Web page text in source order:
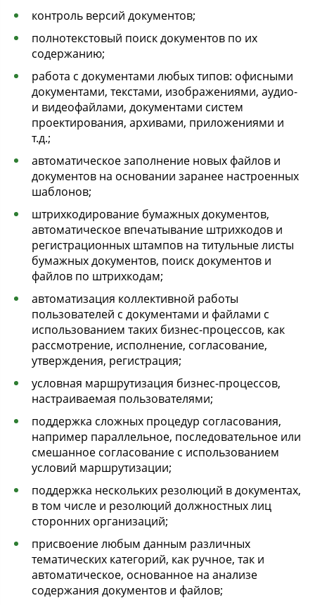
контроль версий документов;
полнотекстовый поиск документов по их
содержанию;
работа с документами любых типов: офисными
документами, текстами, изображениями, аудио-
и видеофайлами, документами систем
проектирования, архивами, приложениями и
т.д.;
автоматическое заполнение новых файлов и
документов на основании заранее настроенных
шаблонов;
штрихкодирование бумажных документов,
автоматическое впечатывание штрихкодов и
регистрационных штампов на титульные листы
бумажных документов, поиск документов и
файлов по штрихкодам;
автоматизация коллективной работы
пользователей с документами и файлами с
использованием таких бизнес-процессов, как
рассмотрение, исполнение, согласование,
утверждения, регистрация;
условная маршрутизация бизнес-процессов,
настраиваемая пользователями;
поддержка сложных процедур согласования,
например параллельное, последовательное или
смешанное согласование с использованием
условий маршрутизации;
поддержка нескольких резолюций в документах,
в том числе и резолюций должностных лиц
сторонних организаций;
присвоение любым данным различных
тематических категорий, как ручное, так и
автоматическое, основанное на анализе
содержания документов и файлов;